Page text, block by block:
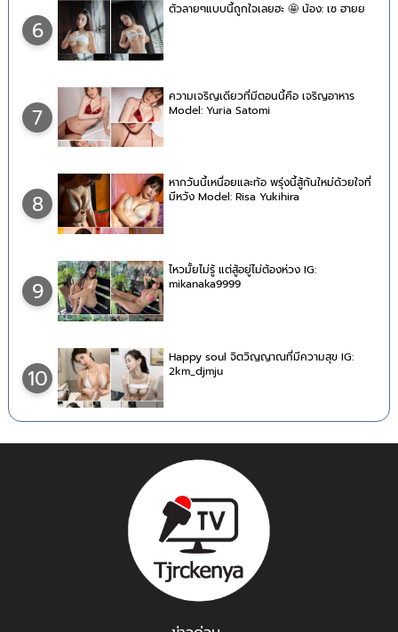
6
ตัวลายๆแบบนี้ถูกใจเลยฮะ 🤩 น้อง: เซ ฮายย
7
ความเจริญเดียวที่มีตอนนี้คือ เจริญอาหาร
Model: Yuria Satomi
8
หากวันนี้เหนื่อยและท้อ พรุ่งนี้สู้กันใหม่ด้วยใจที่
มีหวัง Model: Risa Yukihira
9
ไหวมั้ยไม่รู้ แต่สู้อยู่ไม่ต้องห่วง IG:
mikanaka9999
10
Happy soul จิตวิญญาณที่มีความสุข IG:
2km_djmju